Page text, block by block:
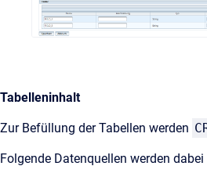
Tabelleninhalt
Zur Befüllung der Tabellen werden
Folgende Datenquellen werden